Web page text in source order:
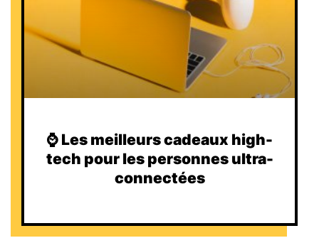
⌚️ Les meilleurs cadeaux high-
tech pour les personnes ultra-
connectées